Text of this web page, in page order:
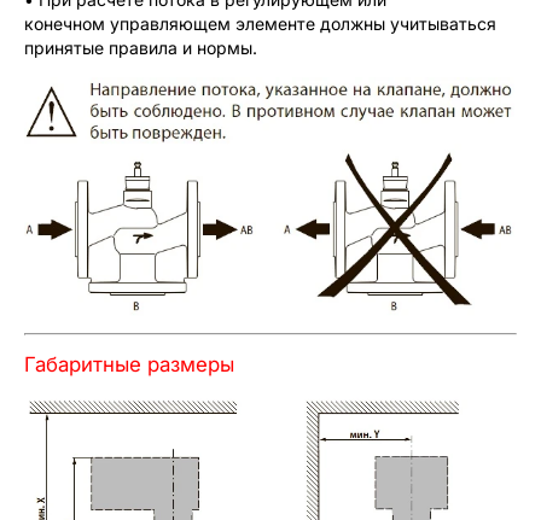
конечном управляющем элементе должны учитываться
принятые правила и нормы.
Габаритные размеры